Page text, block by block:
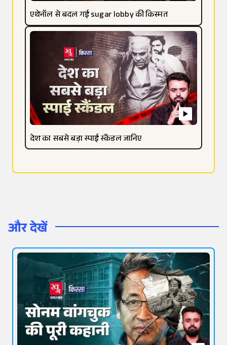
एथेनॉल से बदल गई sugar lobby की किस्मत
देश का सबसे बड़ा स्पाई स्कैंडल जानिए
और देखें